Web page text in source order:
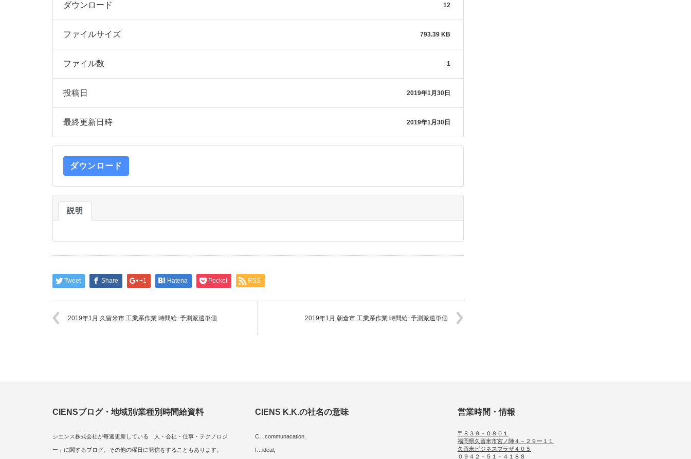
ダウンロード 12
ファイルサイズ 793.39 KB
ファイル数 1
投稿日 2019年1月30日
最終更新日時 2019年1月30日
ダウンロード
説明
Tweet Share +1 Hatena Pocket RSS
2019年1月 久留米市 工業系作業 時間給･予測派遣単価 2019年1月 朝倉市 工業系作業 時間給･予測派遣単価
CIENSブログ・地域別/業種別時間給資料
シエンス株式会社が毎週更新している「人・会社・仕事・テクノロジ
ー」に関するブログ。その他の曜日に発信をすることもあります。
CIENS K.K.の社名の意味
C…communacation,
I…ideal,
営業時間・情報
〒８３９－０８０１
福岡県久留米市宮ノ陣４－２９ー１１
久留米ビジネスプラザ４０５
０９４２－５１－４１８８